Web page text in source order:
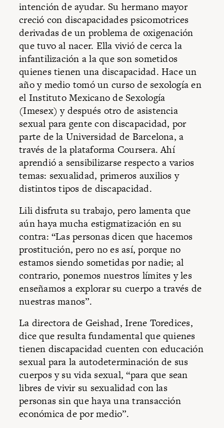
intención de ayudar. Su hermano mayor
creció con discapacidades psicomotrices
derivadas de un problema de oxigenación
que tuvo al nacer. Ella vivió de cerca la
infantilización a la que son sometidos
quienes tienen una discapacidad. Hace un
año y medio tomó un curso de sexología en
el Instituto Mexicano de Sexología
(Imesex) y después otro de asistencia
sexual para gente con discapacidad, por
parte de la Universidad de Barcelona, a
través de la plataforma Coursera. Ahí
aprendió a sensibilizarse respecto a varios
temas: sexualidad, primeros auxilios y
distintos tipos de discapacidad.
Lili disfruta su trabajo, pero lamenta que
aún haya mucha estigmatización en su
contra: “Las personas dicen que hacemos
prostitución, pero no es así, porque no
estamos siendo sometidas por nadie; al
contrario, ponemos nuestros límites y les
enseñamos a explorar su cuerpo a través de
nuestras manos”.
La directora de Geishad, Irene Toredices,
dice que resulta fundamental que quienes
tienen discapacidad cuenten con educación
sexual para la autodeterminación de sus
cuerpos y su vida sexual, “para que sean
libres de vivir su sexualidad con las
personas sin que haya una transacción
económica de por medio”.